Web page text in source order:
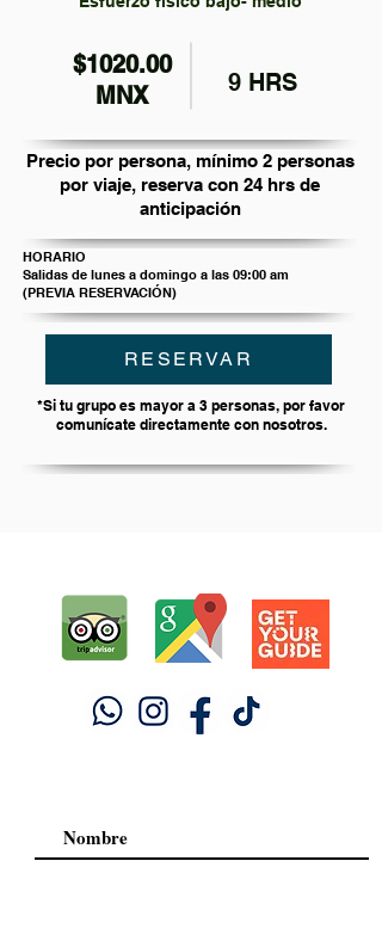
$1020.00
MNX
9 HRS
Precio por persona, mínimo 2 personas
por viaje, reserva con 24 hrs de
anticipación
HORARIO
Salidas de lunes a domingo a las 09:00 am
(PREVIA RESERVACIÓN)
RESERVAR
*Si tu grupo es mayor a 3 personas, por favor
comunícate directamente con nosotros.